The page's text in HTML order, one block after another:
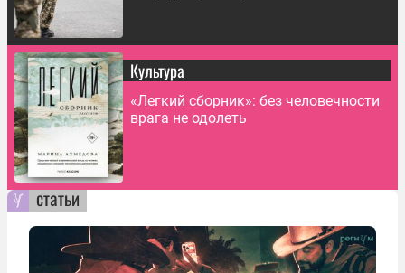
Культура
«Легкий сборник»: без человечности
врага не одолеть
статьи